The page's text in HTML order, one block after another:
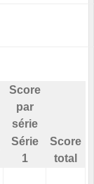
Score
par
série
Série
1
Score
total